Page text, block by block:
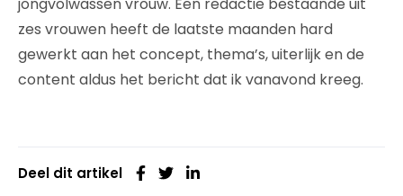
zes vrouwen heeft de laatste maanden hard
gewerkt aan het concept, thema’s, uiterlijk en de
content aldus het bericht dat ik vanavond kreeg.
Deel dit artikel